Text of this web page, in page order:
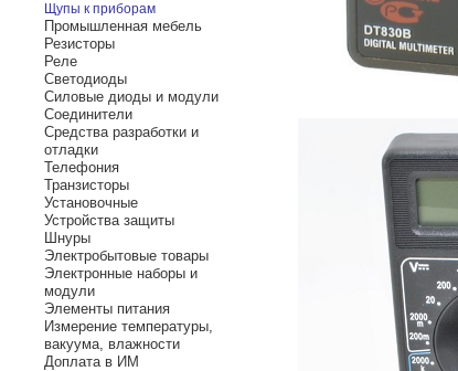
Щупы к приборам
Промышленная мебель
Резисторы
Реле
Светодиоды
Силовые диоды и модули
Соединители
Средства разработки и
отладки
Телефония
Транзисторы
Установочные
Устройства защиты
Шнуры
Электробытовые товары
Электронные наборы и
модули
Элементы питания
Измерение температуры,
вакуума, влажности
Доплата в ИМ